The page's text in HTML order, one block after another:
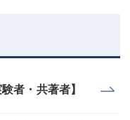
者・共著者】